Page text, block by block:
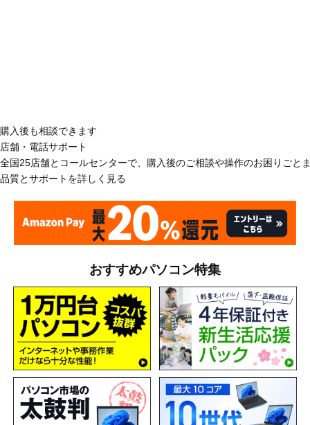
購入後も相談できます
店舗・電話サポート
全国25店舗とコールセンターで、購入後のご相談や操作のお困りごと
品質とサポートを詳しく見る
おすすめパソコン特集